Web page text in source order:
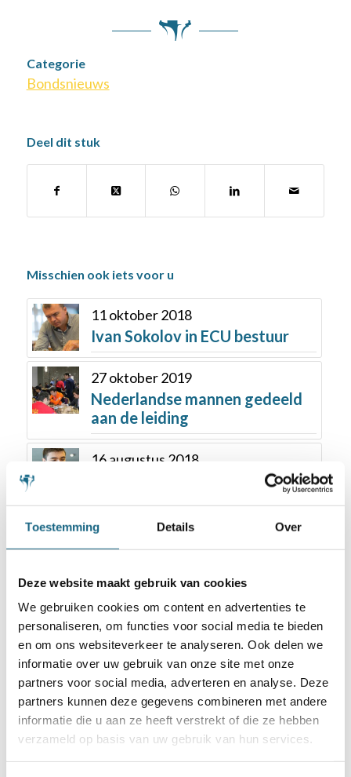
Toestemming Details Over
Deze website maakt gebruik van cookies
We gebruiken cookies om content en advertenties te
personaliseren, om functies voor social media te bieden
en om ons websiteverkeer te analyseren. Ook delen we
informatie over uw gebruik van onze site met onze
partners voor social media, adverteren en analyse. Deze
partners kunnen deze gegevens combineren met andere
informatie die u aan ze heeft verstrekt of die ze hebben
verzameld op basis van uw gebruik van hun services.
Categorie
Bondsnieuws
Deel dit stuk
Misschien ook iets voor u
11 oktober 2018
Ivan Sokolov in ECU bestuur
27 oktober 2019
Nederlandse mannen gedeeld
aan de leiding
16 augustus 2018
Nederlandse delegatie naar
promotiepakketten Nationale
Sportweek
31 juli 2018
Standpunt KNSB inzake WK
voor scholieren